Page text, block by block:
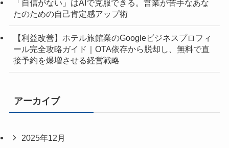
「自信がない」はAIで克服できる。営業が苦手なあな
たのための自己肯定感アップ術
【利益改善】ホテル旅館業のGoogleビジネスプロフィ
ール完全攻略ガイド｜OTA依存から脱却し、無料で直
接予約を爆増させる経営戦略
アーカイブ
2025年12月